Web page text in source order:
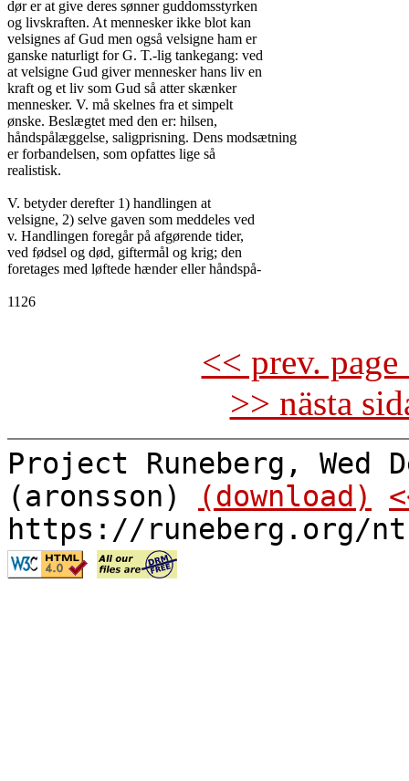
dør er at give deres sønner guddomsstyrken
og livskraften. At mennesker ikke blot kan
velsignes af Gud men også velsigne ham er
ganske naturligt for G. T.-lig tankegang: ved
at velsigne Gud giver mennesker hans liv en
kraft og et liv som Gud så atter skænker
mennesker. V. må skelnes fra et simpelt
ønske. Beslægtet med den er: hilsen,
håndspålæggelse, saligprisning. Dens modsætning
er forbandelsen, som opfattes lige så
realistisk.
V. betyder derefter 1) handlingen at
velsigne, 2) selve gaven som meddeles ved
v. Handlingen foregår på afgørende tider,
ved fødsel og død, giftermål og krig; den
foretages med løftede hænder eller håndspå-
1126
<< prev.
>> nästa
Project Runeberg, Wed
(aronsson)
(download)
https://runeberg.org/